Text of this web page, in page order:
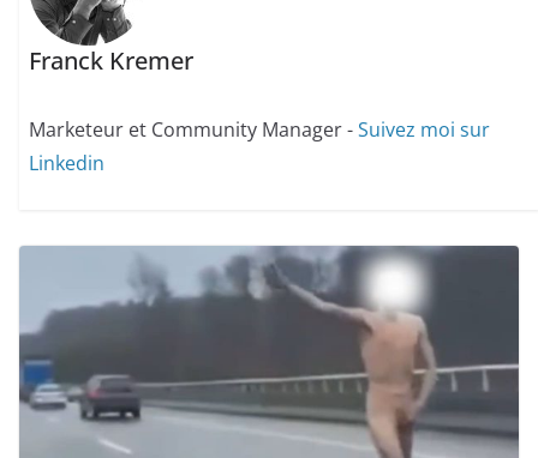
Franck Kremer
Marketeur et Community Manager -Suivez moi sur
Linkedin